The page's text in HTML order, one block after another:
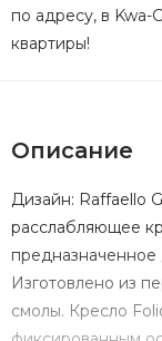
по адресу, в Kwa-
квартиры!
Описание
Дизайн: Raffaello
расслабляющее
предназначенное
Изготовлено из
смолы. Кресло